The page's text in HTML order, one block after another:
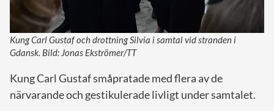
Kung Carl Gustaf och drottning Silvia i samtal vid stranden i
Gdansk. Bild: Jonas Ekströmer/TT
Kung Carl Gustaf småpratade med flera av de
närvarande och gestikulerade livligt under samtalet.